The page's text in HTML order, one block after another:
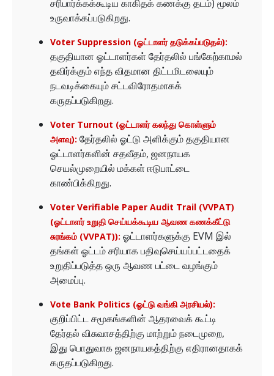
சரிபார்க்கக்கூடிய காகிதக் கணக்கு தடம்) மூலம்
உருவாக்கப்படுகிறது.
Voter Suppression (ஓட்டாளர் தடுக்கப்படுதல்):
தகுதியான ஓட்டாளர்கள் தேர்தலில் பங்கேற்காமல்
தவிர்க்கும் எந்த விதமான திட்டமிடலையும்
நடவடிக்கையும் சட்டவிரோதமாகக்
கருதப்படுகிறது.
Voter Turnout (ஓட்டாளர் கலந்து கொள்ளும்
அளவு): தேர்தலில் ஓட்டு அளிக்கும் தகுதியான
ஓட்டாளர்களின் சதவீதம், ஜனநாயக
செயல்முறையில் மக்கள் ஈடுபாட்டை
காண்பிக்கிறது.
Voter Verifiable Paper Audit Trail (VVPAT)
(ஓட்டாளர் உறுதி செய்யக்கூடிய ஆவண கணக்கீட்டு
சுரங்கம் (VVPAT)): ஓட்டாளர்களுக்கு EVM இல்
தங்கள் ஓட்டம் சரியாக பதிவுசெய்யப்பட்டதைக்
உறுதிப்படுத்த ஒரு ஆவண பட்டை வழங்கும்
அமைப்பு.
Vote Bank Politics (ஓட்டு வங்கி அரசியல்):
குறிப்பிட்ட சமூகங்களின் ஆதரவைக் கூட்டி
தேர்தல் விசுவாசத்திற்கு மாற்றும் நடைமுறை,
இது பொதுவாக ஜனநாயகத்திற்கு எதிரானதாகக்
கருதப்படுகிறது.